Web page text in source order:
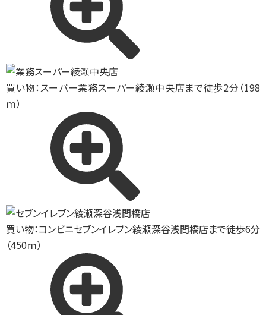
買い物：スーパー業務スーパー綾瀬中央店まで徒歩2分（198
ｍ）
買い物：コンビニセブンイレブン綾瀬深谷浅間橋店まで徒歩6分
（450ｍ）